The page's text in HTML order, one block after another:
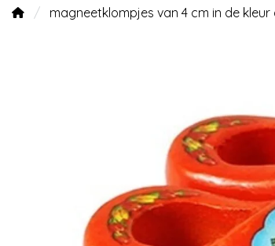
magneetklompjes van 4 cm in de kleur